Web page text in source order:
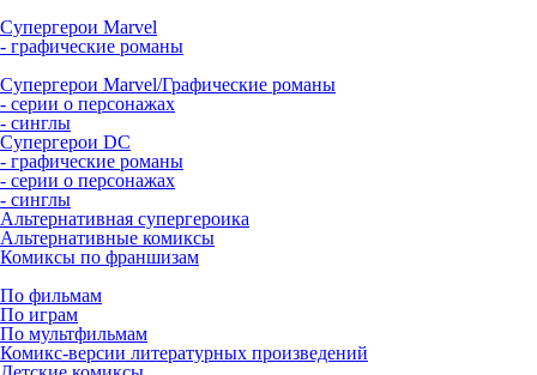
Супергерои Marvel
- графические романы
Супергерои Marvel/Графические романы
- серии о персонажах
- синглы
Супергерои DC
- графические романы
- серии о персонажах
- синглы
Альтернативная супергероика
Альтернативные комиксы
Комиксы по франшизам
По фильмам
По играм
По мультфильмам
Комикс-версии литературных произведений